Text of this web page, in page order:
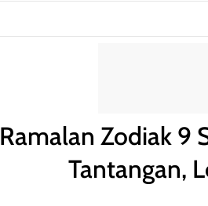
Ramalan Zodiak 9
Tantangan,